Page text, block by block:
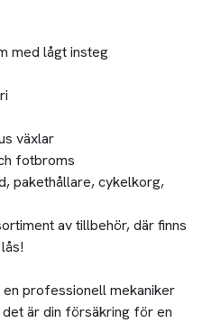
med lågt insteg
växlar
fotbroms
pakethållare, cykelkorg,
av tillbehör, där finns
professionell mekaniker
är din försäkring för en